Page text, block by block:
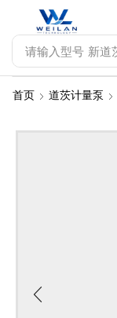
请输入型号
首页 道茨计量泵